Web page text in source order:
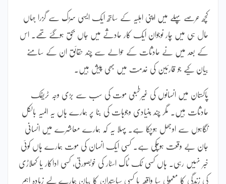
کچھ عرصے پہلے میں اپنی اہلیہ کے ساتھ ایک ایسی سڑک سے گزرا جہاں
حال ہی میں چار نوجوان ایک کار حادثے میں جاں بحق ہوگئے تھے۔ اس
کے بعد میں نے حادثات کے حوالے سے چند حقائق ان کے سامنے
بیان کیے جو قارئین کی خدمت میں بھی پیش ہیں۔
پاکستان میں انسانوں کی غیرطبعی موت کی سب سے بڑی وجہ ٹریفک
حادثات ہیں۔ مگر چند بنیادی وجوہات کی بنا پر ہمارے ہاں یہ المیہ بالکل
نگاہوں سے اوجھل ہوچکا ہے۔ پہلا یہ کہ ہمارے معاشرے میں انسانی
جان بے وقعت ہوچکی ہے۔ کسی ایک انسان کی موت ہمارے ہاں کوئی
خبر نہیں رہی۔ ہاں کسی ٹک ٹاک اسٹار کی خوبصورتی، کسی اداکار یا کھلاڑی
کی زندگی کا معمولی سا واقعہ یا کسی سیاستدان کا بیان ہمارے لیے زیادہ اہم